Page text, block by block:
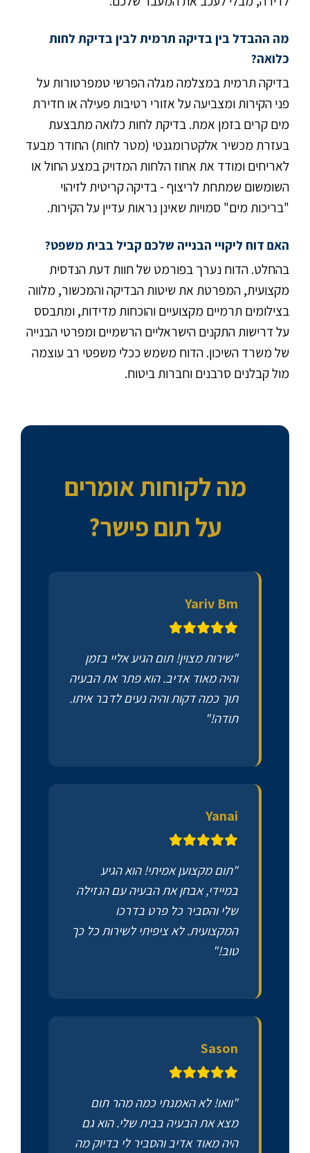
מה ההבדל בין בדיקה תרמית לבין בדיקת לחות
כלואה?
בדיקה תרמית במצלמה מגלה הפרשי טמפרטורות על
פני הקירות ומצביעה על אזורי רטיבות פעילה או חדירת
מים קרים בזמן אמת. בדיקת לחות כלואה מתבצעת
בעזרת מכשיר אלקטרומגנטי (מטר לחות) החודר מבעד
לאריחים ומודד את אחוז הלחות המדויק במצע החול או
השומשום שמתחת לריצוף - בדיקה קריטית לזיהוי
"בריכות מים" סמויות שאינן נראות עדיין על הקירות.
האם דוח ליקויי הבנייה שלכם קביל בבית משפט?
בהחלט. הדוח נערך בפורמט של חוות דעת הנדסית
מקצועית, המפרטת את שיטות הבדיקה והמכשור, מלווה
בצילומים תרמיים מקצועיים והוכחות מדידות, ומתבסס
על דרישות התקנים הישראליים הרשמיים ומפרטי הבנייה
של משרד השיכון. הדוח משמש ככלי משפטי רב עוצמה
מול קבלנים סרבנים וחברות ביטוח.
מה לקוחות אומרים
על תום פישר?
Yariv Bm
"שירות מצוין! תום הגיע אליי בזמן
והיה מאוד אדיב. הוא פתר את הבעיה
תוך כמה דקות והיה נעים לדבר איתו.
תודה!"
Yanai
"תום מקצוען אמיתי! הוא הגיע
במיידי, אבחן את הבעיה עם הנזילה
שלי והסביר כל פרט בדרכו
המקצועית. לא ציפיתי לשירות כל כך
טוב!"
Sason
"וואו! לא האמנתי כמה מהר תום
מצא את הבעיה בבית שלי. הוא גם
היה מאוד אדיב והסביר לי בדיוק מה